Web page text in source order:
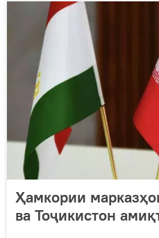
Ҳамкории
ва Тоҷикистон